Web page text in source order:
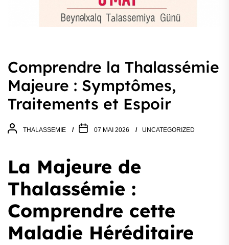
Comprendre la Thalassémie
Majeure : Symptômes,
Traitements et Espoir
THALASSEMIE 07 MAI 2026 UNCATEGORIZED
La Majeure de
Thalassémie :
Comprendre cette
Maladie Héréditaire